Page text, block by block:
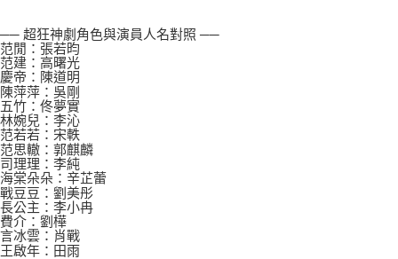
── 超狂神劇角色與演員人名對照 ──
范閒：張若昀
范建：高曙光
慶帝：陳道明
陳萍萍：吳剛
五竹：佟夢實
林婉兒：李沁
范若若：宋軼
范思轍：郭麒麟
司理理：李純
海棠朵朵：辛芷蕾
戰豆豆：劉美彤
長公主：李小冉
費介：劉樺
言冰雲：肖戰
王啟年：田雨